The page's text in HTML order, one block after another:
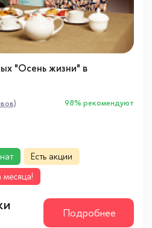
"Осень жизни" в
98% рекомендуют
Есть акции
Подробнее